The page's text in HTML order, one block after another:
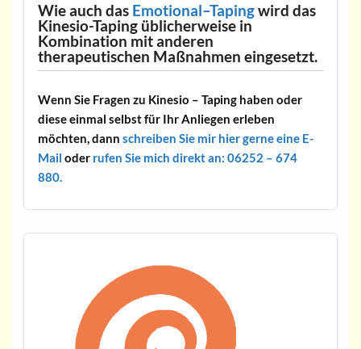
Wie auch das Emotional–Tapingwird das
Kinesio-Taping üblicherweise in
Kombination mit anderen
therapeutischen Maßnahmen eingesetzt.
Wenn Sie Fragen zu Kinesio – Taping haben oder
diese einmal selbst für Ihr Anliegen erleben
möchten, dann schreiben Sie mir hier gerne eine E-
Mail oder rufen Sie mich direkt an: 06252 – 674
880.